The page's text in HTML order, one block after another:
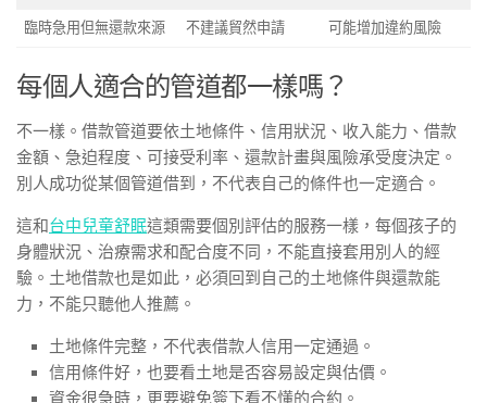
臨時急用但無還款來源 不建議貿然申請 可能增加違約風險
每個人適合的管道都一樣嗎？
不一樣。借款管道要依土地條件、信用狀況、收入能力、借款
金額、急迫程度、可接受利率、還款計畫與風險承受度決定。
別人成功從某個管道借到，不代表自己的條件也一定適合。
這和台中兒童舒眠這類需要個別評估的服務一樣，每個孩子的
身體狀況、治療需求和配合度不同，不能直接套用別人的經
驗。土地借款也是如此，必須回到自己的土地條件與還款能
力，不能只聽他人推薦。
土地條件完整，不代表借款人信用一定通過。
信用條件好，也要看土地是否容易設定與估價。
資金很急時，更要避免簽下看不懂的合約。